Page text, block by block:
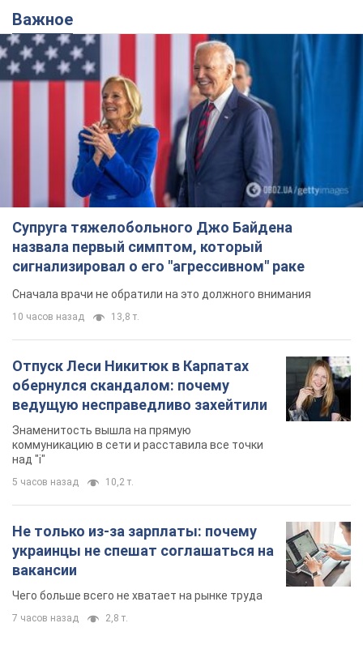
Важное
Супруга тяжелобольного Джо Байдена
назвала первый симптом, который
сигнализировал о его "агрессивном" раке
Сначала врачи не обратили на это должного внимания
10 часов назад 13,8 т.
Отпуск Леси Никитюк в Карпатах
обернулся скандалом: почему
ведущую несправедливо захейтили
Знаменитость вышла на прямую
коммуникацию в сети и расставила все точки
над "i"
5 часов назад 10,2 т.
Не только из-за зарплаты: почему
украинцы не спешат соглашаться на
вакансии
Чего больше всего не хватает на рынке труда
7 часов назад 2,8 т.